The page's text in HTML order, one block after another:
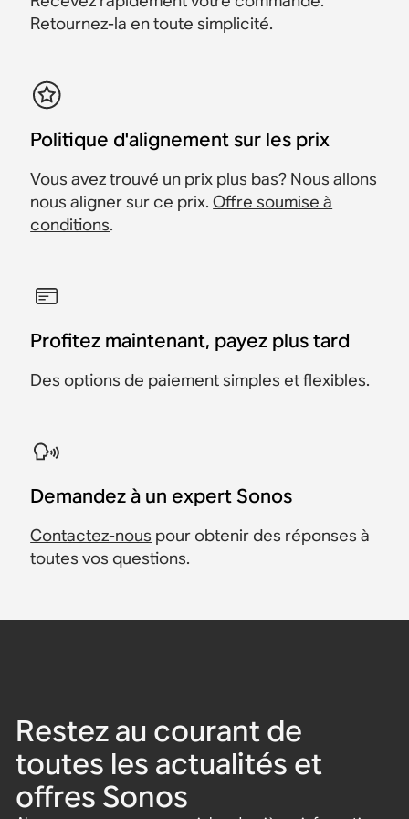
Économisez 37 €
Retournez-la en toute simplicité.
Politique d'alignement sur les prix
Vous avez trouvé un prix plus bas? Nous allons
nous aligner sur ce prix.Offre soumise à
conditions.
Profitez maintenant, payez plus tard
Des options de paiement simples et flexibles.
Demandez à un expert Sonos
Contactez-nous pour obtenir des réponses à
toutes vos questions.
Restez au courant de
toutes les actualités et
offres Sonos